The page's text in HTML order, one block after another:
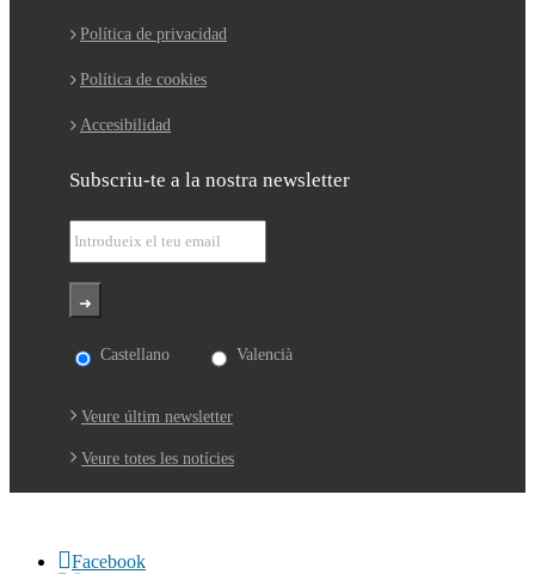
Política de privacidad
Política de cookies
Accesibilidad
Subscriu-te a la nostra newsletter
Castellano Valencià
Veure últim newsletter
Veure totes les notícies
Facebook